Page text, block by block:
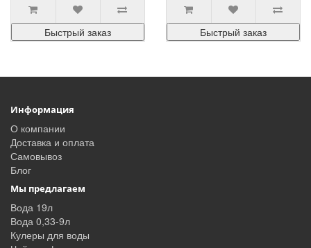
напитков. На ф..
Быстрый заказ
горячий букет из
гиб..Быстрый заказ
Информация
О компании
Доставка и оплата
Самовывоз
Блог
Мы предлагаем
Вода 19л
Вода 0,33-9л
Кулеры для воды